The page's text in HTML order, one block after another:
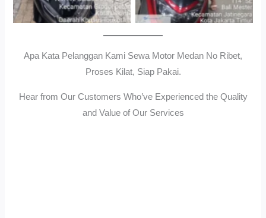
Apa Kata Pelanggan Kami Sewa Motor Medan No Ribet,
Proses Kilat, Siap Pakai.
Hear from Our Customers Who’ve Experienced the Quality
and Value of Our Services